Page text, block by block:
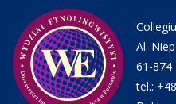
Al.
61-874
tel.: